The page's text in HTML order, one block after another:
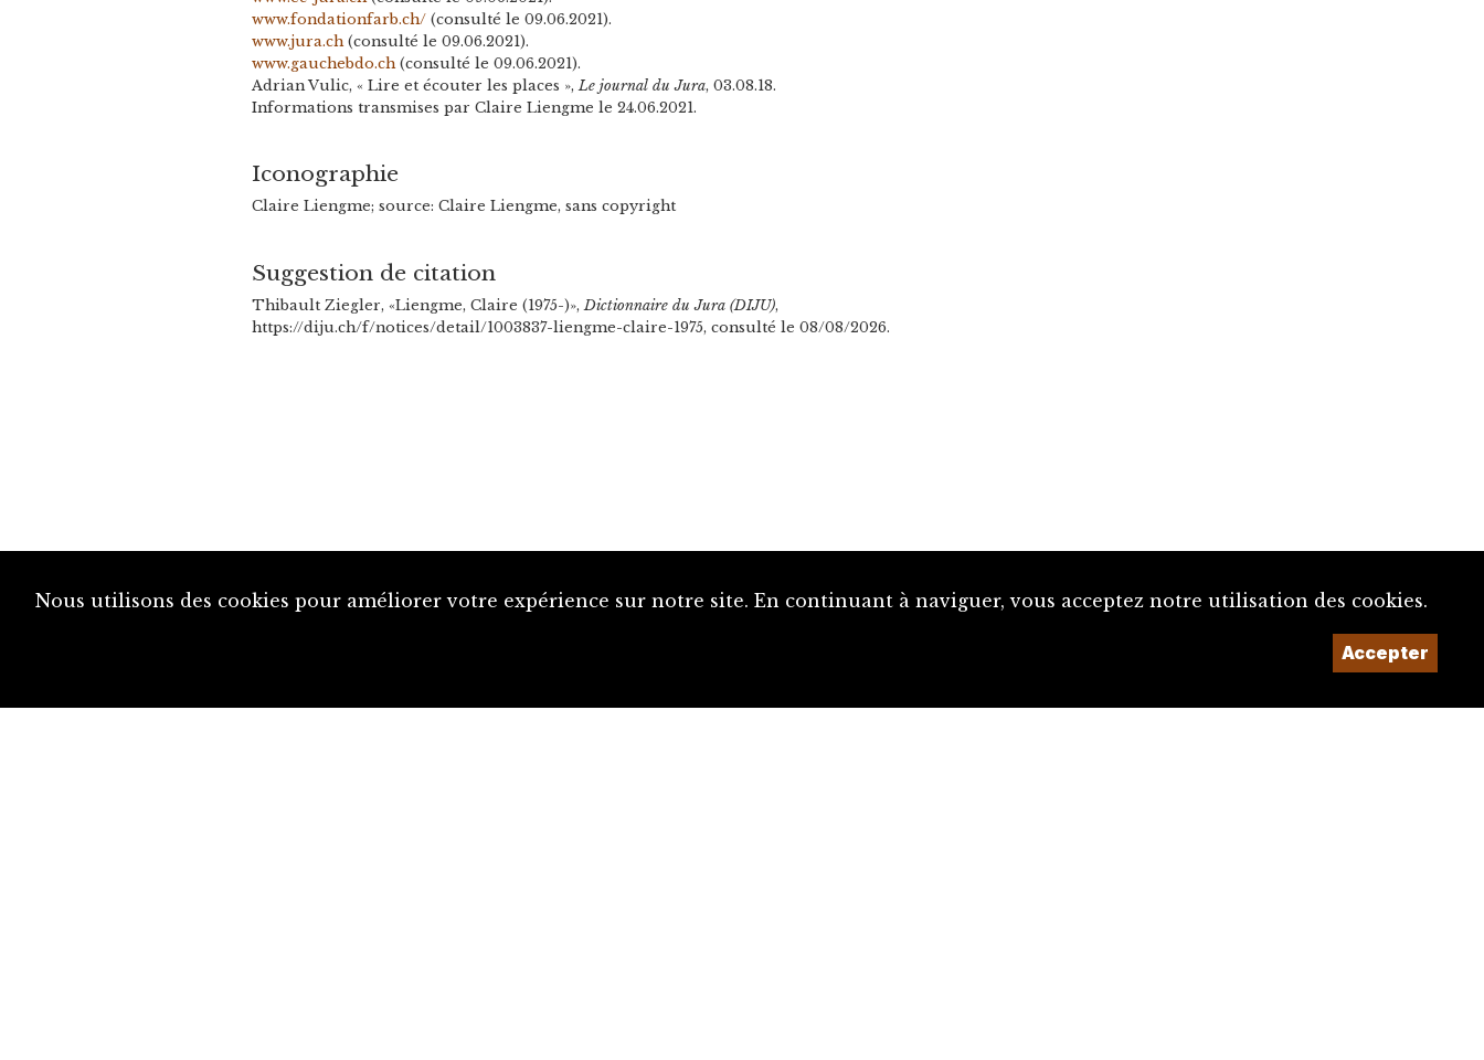
www.fondationfarb.ch/ (consulté le 09.06.2021).
www.jura.ch(consulté le 09.06.2021).
www.gauchebdo.ch(consulté le 09.06.2021).
Adrian Vulic, « Lire et écouter les places »,Le journal du Jura, 03.08.18.
Informations transmises par Claire Liengme le 24.06.2021.
Iconographie
Claire Liengme; source: Claire Liengme, sans copyright
Suggestion de citation
Thibault Ziegler, «Liengme, Claire (1975-)», Dictionnaire du Jura (DIJU),
https://diju.ch/f/notices/detail/1003837-liengme-claire-1975, consulté le 08/08/2026.
Nous utilisons des cookies pour améliorer votre expérience sur notre site. En continuant à naviguer, vous acceptez notre utilisation des cookies.
Accepter